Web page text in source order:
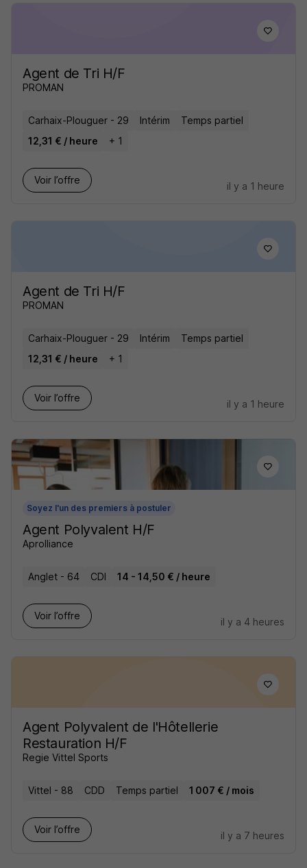
Agent de Tri H/F
PROMAN
Carhaix-Plouguer - 29 Intérim
Temps partiel
12,31 € / heure
+ 1
Voir l’offre
il y a 1 heure
Agent de Tri H/F
PROMAN
Carhaix-Plouguer - 29 Intérim
Temps partiel
12,31 € / heure
+ 1
Voir l’offre
il y a 1 heure
Soyez l'un des premiers à postuler
Agent Polyvalent H/F
Aprolliance
Anglet - 64 CDI 14 - 14,50 € / heure
Voir l’offre
il y a 4 heures
Agent Polyvalent de l'Hôtellerie
Restauration H/F
Regie Vittel Sports
Vittel - 88 CDD Temps partiel 1 007 € / mois
Voir l’offre
il y a 7 heures